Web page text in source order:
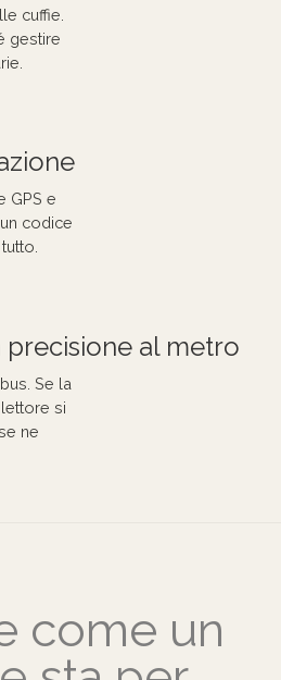
cuffie.
gestire
GPS e
codice
al metro
Se la
si
ne
come un